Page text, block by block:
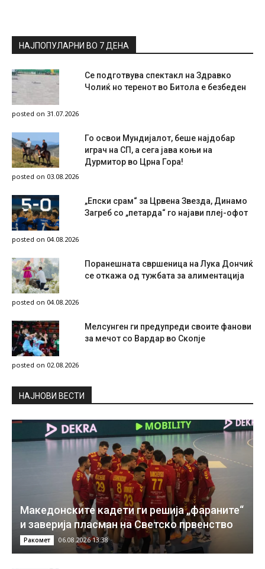
НАЈПОПУЛАРНИ ВО 7 ДЕНА
Се подготвува спектакл на Здравко
Чолиќ но теренот во Битола е безбеден
posted on 31.07.2026
Го освои Мундијалот, беше најдобар
играч на СП, а сега јава коњи на
Дурмитор во Црна Гора!
posted on 03.08.2026
„Епски срам“ за Црвена Звезда, Динамо
Загреб со „петарда“ го најави плеј-офот
posted on 04.08.2026
Поранешната свршеница на Лука Дончиќ
се откажа од тужбата за алиментација
posted on 04.08.2026
Мелсунген ги предупреди своите фанови
за мечот со Вардар во Скопје
posted on 02.08.2026
НAЈНОВИ ВЕСТИ
Македонските кадети ги решија „фараните“
и заверија пласман на Светско првенство
Ракомет 06.08.2026 13:38